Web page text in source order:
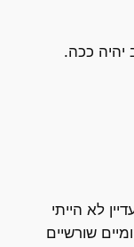
ככה.
לא הייתי
שורשיים